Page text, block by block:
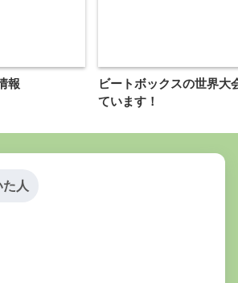
報
ビートボックスの世界大
ています！
人